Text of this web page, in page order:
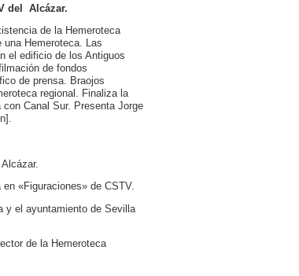
del Alcázar.
de la Hemeroteca
Hemeroteca. Las
el edificio de los Antiguos
de fondos
de prensa. Braojos
regional. Finaliza la
Canal Sur. Presenta Jorge
«Figuraciones» de CSTV.
y el ayuntamiento de Sevilla
de la Hemeroteca